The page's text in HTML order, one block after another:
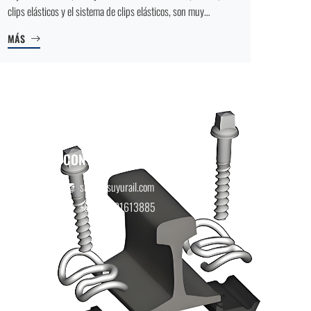
clips elásticos y el sistema de clips elásticos, son muy
60. A continuación, detallamos los requisitos básicos para la
MÁS
CONTÁCTENOS
suyu@suyurail.com
+86-15901613885